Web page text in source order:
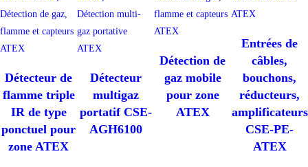
Détection de gaz,
flamme et capteurs
ATEX
Détecteur de
flamme triple
IR de type
ponctuel pour
zone ATEX
Détection multi-
gaz portative
ATEX
Détecteur
multigaz
portatif CSE-
AGH6100
flamme et capteurs
ATEX
Détection de
gaz mobile
pour zone
ATEX
ATEX
Entrées de
câbles,
bouchons,
réducteurs,
amplificateurs
CSE-PE-
ATEX